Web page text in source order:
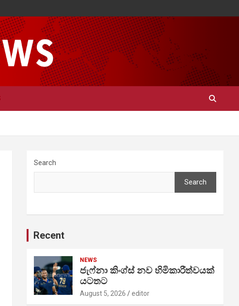
Search
Search
Recent
NEWS
ජැෆ්නා කිංග්ස් නව හිමිකාරීත්වයක්
යටතට
August 5, 2026 editor